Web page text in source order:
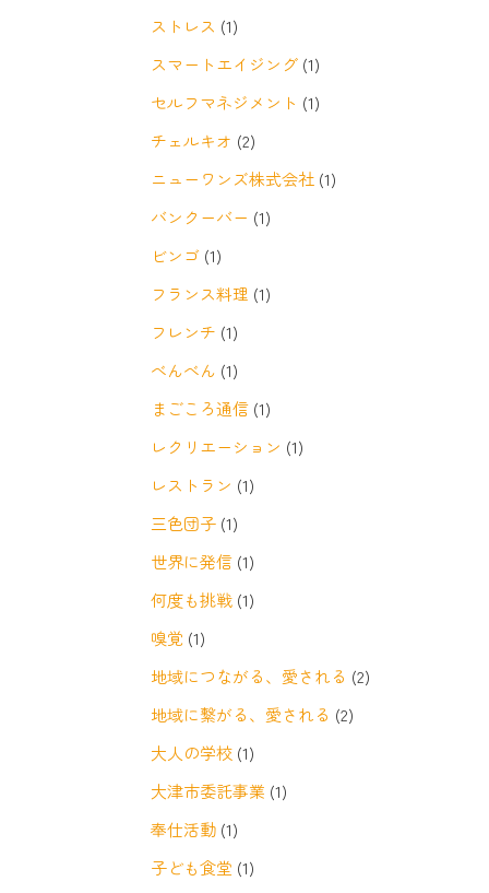
ストレス (1)
スマートエイジング (1)
セルフマネジメント (1)
チェルキオ (2)
ニューワンズ株式会社 (1)
バンクーバー (1)
ビンゴ (1)
フランス料理 (1)
フレンチ (1)
べんべん (1)
まごころ通信 (1)
レクリエーション (1)
レストラン (1)
三色団子 (1)
世界に発信 (1)
何度も挑戦 (1)
嗅覚 (1)
地域につながる、愛される (2)
地域に繋がる、愛される (2)
大人の学校 (1)
大津市委託事業 (1)
奉仕活動 (1)
子ども食堂 (1)